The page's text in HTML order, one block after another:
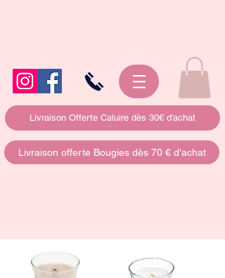
Livraison Offerte Caluire dès 30€ d'achat
Livraison offerte Bougies dès 70 € d'achat